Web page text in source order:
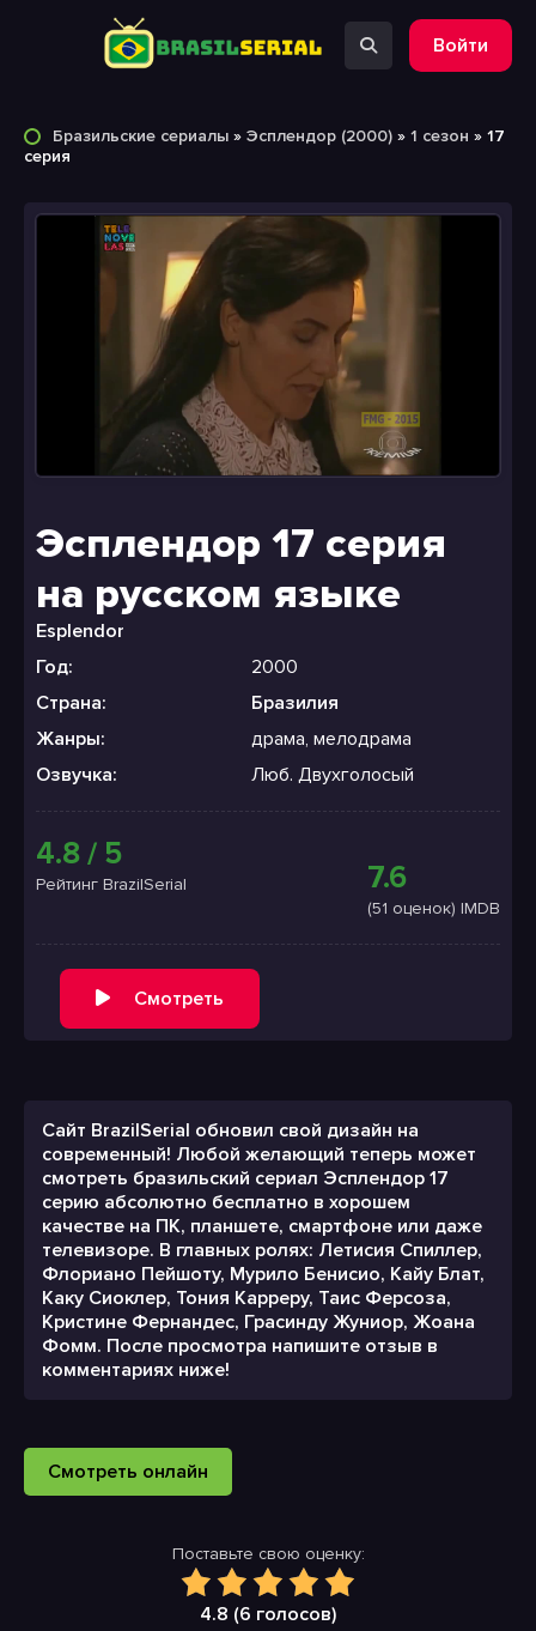
Войти
Бразильские сериалы » Эсплендор (2000) » 1 сезон » 17
серия
Эсплендор 17 серия
на русском языке
Esplendor
Год:
2000
Страна:
Бразилия
Жанры:
драма, мелодрама
Озвучка:
Люб. Двухголосый
4.8 / 5
Рейтинг BrazilSerial 7.6
(51 оценок) IMDB
Смотреть
Сайт BrazilSerial обновил свой дизайн на
современный! Любой желающий теперь может
смотреть бразильский сериал Эсплендор 17
серию абсолютно бесплатно в хорошем
качестве на ПК, планшете, смартфоне или даже
телевизоре. В главных ролях: Летисия Спиллер,
Флориано Пейшоту, Мурило Бенисио, Кайу Блат,
Каку Сиоклер, Тония Карреру, Таис Ферсоза,
Кристине Фернандес, Грасинду Жуниор, Жоана
Фомм. После просмотра напишите отзыв в
комментариях ниже!
Смотреть онлайн
Поставьте свою оценку:
4.8 (6 голосов)